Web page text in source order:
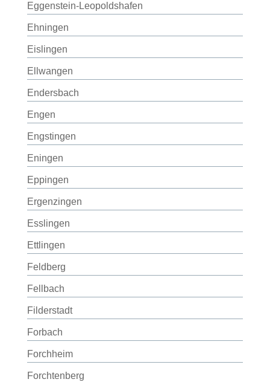
Eggenstein-Leopoldshafen
Ehningen
Eislingen
Ellwangen
Endersbach
Engen
Engstingen
Eningen
Eppingen
Ergenzingen
Esslingen
Ettlingen
Feldberg
Fellbach
Filderstadt
Forbach
Forchheim
Forchtenberg